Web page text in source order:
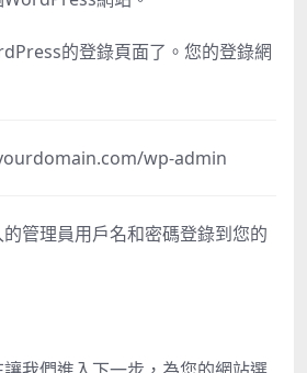
的登錄頁面了。您的登錄網
wp-admin
管理員用戶名和密碼登錄到您的